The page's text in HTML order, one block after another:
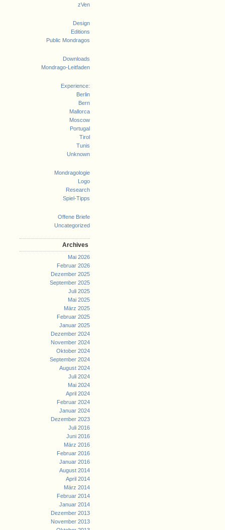
zVen
Design
Editions
Public Mondragos
Downloads
Mondrago-Leitfaden
Experience:
Berlin
Bern
Mallorca
Moscow
Portugal
Tirol
Tunis
Unknown
Mondragologie
Logo
Research
Spiel-Tipps
Offene Briefe
Uncategorized
Archives
Mai 2026
Februar 2026
Dezember 2025
September 2025
Juli 2025
Mai 2025
März 2025
Februar 2025
Januar 2025
Dezember 2024
November 2024
Oktober 2024
September 2024
August 2024
Juli 2024
Mai 2024
April 2024
Februar 2024
Januar 2024
Dezember 2023
Juli 2016
Juni 2016
März 2016
Februar 2016
Januar 2016
August 2014
April 2014
März 2014
Februar 2014
Januar 2014
Dezember 2013
November 2013